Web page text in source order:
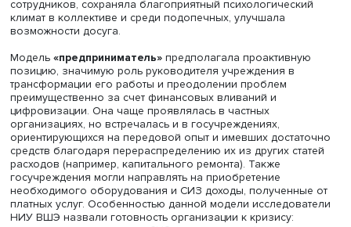
адаптации учреждений: «лидер», «предприниматель»,
«по инструкции», «каждый за себя».
работник администрации или коллектива) сочетала
проактивную позицию, личную агентность сотрудника,
меняющего работу учреждения и преодолевающего
проблемы. Он активировал внутренние возможности
организации, самостоятельно искал и привлекал
дополнительные ресурсы извне. В этой модели
противоэпидемических мер осуществлялось через
пример и надзор отдельного человека. Ее уязвимым
авторы назвали недостаток личной ответственности
сотрудников и чрезмерные затраты на контроль за их
поведением.